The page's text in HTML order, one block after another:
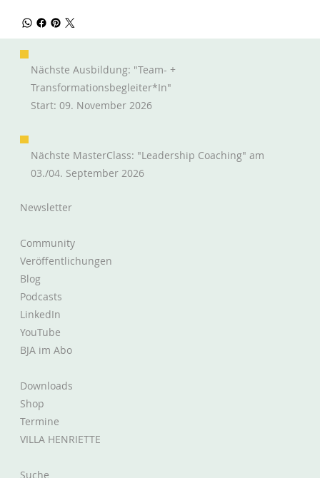
Newsletter
Community
Veröffentlichungen
Blog
Podcasts
LinkedIn
YouTube
BJA im Abo
Downloads
Shop
Termine
VILLA HENRIETTE
Suche
Nächste Ausbildung: "Team- +
Transformationsbegleiter*in"
Start: 09. November 2026
Nächste MasterClass: "Leadership Coaching" am
03./04. September 2026